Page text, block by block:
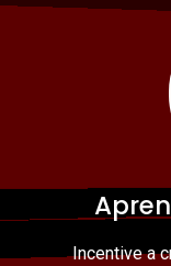
Incentive a